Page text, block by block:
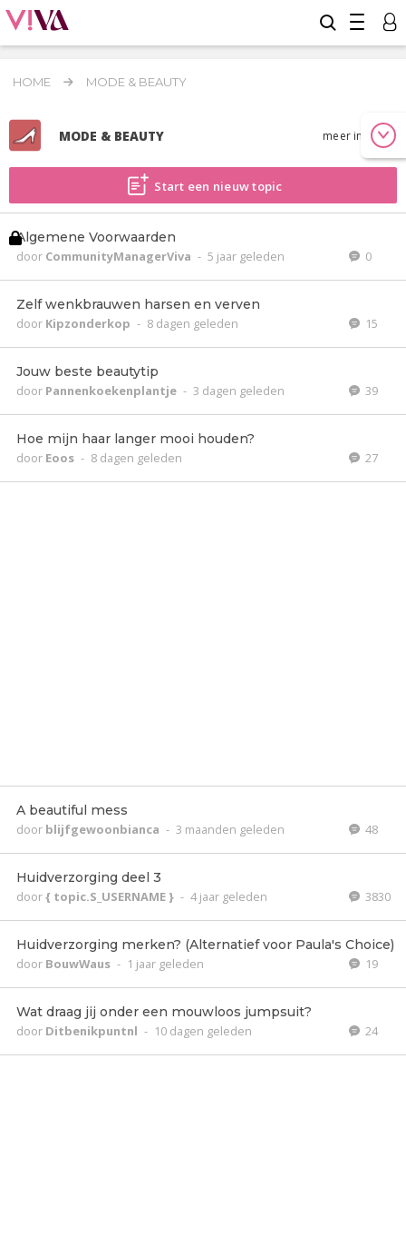
HOME MODE & BEAUTY
MODE & BEAUTY meer info
Start een nieuw topic
Algemene Voorwaarden
door CommunityManagerViva - 5 jaar geleden 0
Zelf wenkbrauwen harsen en verven
door Kipzonderkop - 8 dagen geleden 15
Jouw beste beautytip
door Pannenkoekenplantje - 3 dagen geleden 39
Hoe mijn haar langer mooi houden?
door Eoos - 8 dagen geleden 27
A beautiful mess
door blijfgewoonbianca - 3 maanden geleden 48
Huidverzorging deel 3
door{ topic.S_USERNAME } - 4 jaar geleden 3830
Huidverzorging merken? (Alternatief voor Paula's Choice)
door BouwWaus - 1 jaar geleden 19
Wat draag jij onder een mouwloos jumpsuit?
door Ditbenikpuntnl - 10 dagen geleden 24